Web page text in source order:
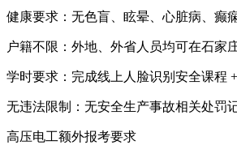
健康要求：无色盲、眩晕、心脏病、癫
户籍不限：外地、外省人员均可在石家
学时要求：完成线上人脸识别安全课程
无违法限制：无安全生产事故相关处罚
高压电工额外报考要求